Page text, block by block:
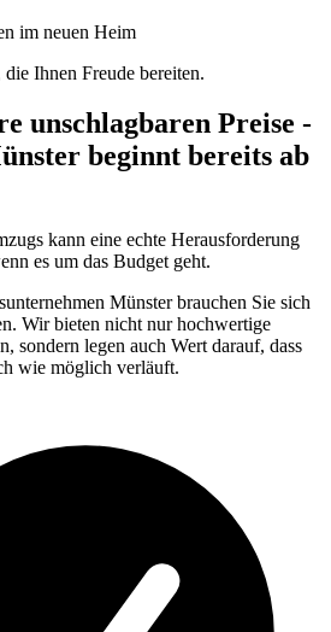
im neuen Heim
Ihnen Freude bereiten.
unschlagbaren Preise -
beginnt bereits ab
kann eine echte Herausforderung
es um das Budget geht.
Münster brauchen Sie sich
Wir bieten nicht nur hochwertige
sondern legen auch Wert darauf, dass
wie möglich verläuft.